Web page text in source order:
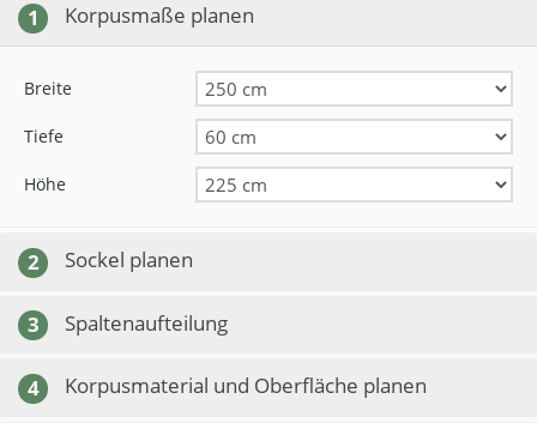
1 Korpusmaße planen
Breite
Tiefe
Höhe
2 Sockel planen
3 Spaltenaufteilung
4 Korpusmaterial und Oberfläche planen